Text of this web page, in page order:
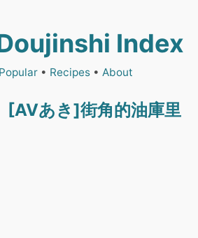
Index
Popular• Recipes• About
[AVあき]街角的油庫里